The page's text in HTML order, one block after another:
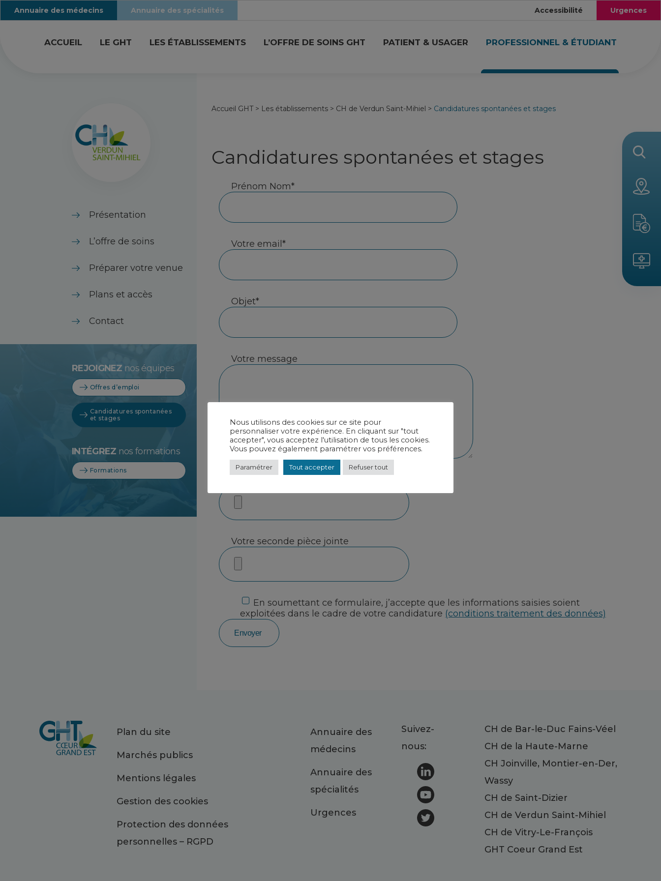
Annuaire des médecins Annuaire des spécialités Accessibilité Urgences
ACCUEIL LE GHT LES ÉTABLISSEMENTS L’OFFRE DE SOINS GHT PATIENT & USAGER PROFESSIONNEL & ÉTUDIANT
Présentation
L’offre de soins
Préparer votre venue
Plans et accès
Contact
REJOIGNEZ nos équipes
Offres d’emploi
Candidatures spontanées
et stages
INTÉGREZ nos formations
Formations
Accueil GHT > Les établissements > CH de Verdun Saint-Mihiel > Candidatures spontanées et stages
Candidatures spontanées et stages
Prénom Nom*
Votre email*
Objet*
Votre message
Votre seconde pièce jointe
En soumettant ce formulaire, j’accepte que les informations saisies soient
exploitées dans le cadre de votre candidature (conditions traitement des données)
Plan du site
Marchés publics
Mentions légales
Gestion des cookies
Protection des données
personnelles – RGPD
Annuaire des
médecins
Annuaire des
spécialités
Urgences
Suivez-
nous:
CH de Bar-le-Duc Fains-Véel
CH de la Haute-Marne
CH Joinville, Montier-en-Der,
Wassy
CH de Saint-Dizier
CH de Verdun Saint-Mihiel
CH de Vitry-Le-François
GHT Coeur Grand Est
Nous utilisons des cookies sur ce site pour
personnaliser votre expérience. En cliquant sur "tout
accepter", vous acceptez l'utilisation de tous les cookies.
Vous pouvez également paramétrer vos préférences.
Paramétrer Tout accepter Refuser tout